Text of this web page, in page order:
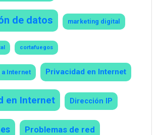
de datos marketing digital
cortafuegos
Internet Privacidad en Internet
en Internet Dirección IP
Problemas de red